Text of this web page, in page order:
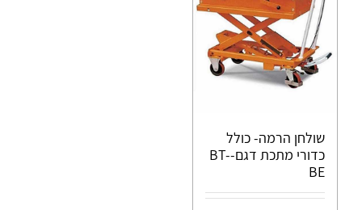
שולחן הרמה- כולל
כדורי מתכת דגם-BT-
BE